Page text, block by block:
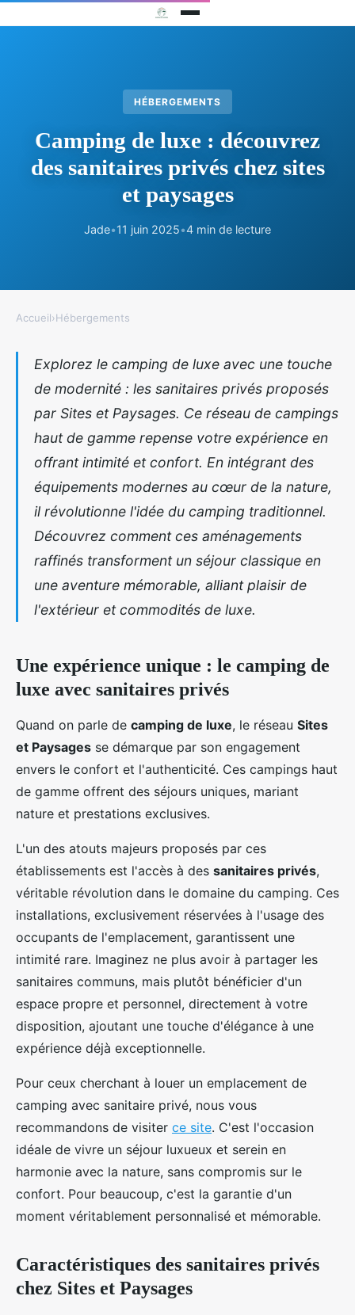
HÉBERGEMENTS
Camping de luxe : découvrez
des sanitaires privés chez sites
et paysages
Jade•11 juin 2025•4 min de lecture
Accueil›Hébergements
Explorez le camping de luxe avec une touche
de modernité : les sanitaires privés proposés
par Sites et Paysages. Ce réseau de campings
haut de gamme repense votre expérience en
offrant intimité et confort. En intégrant des
équipements modernes au cœur de la nature,
il révolutionne l'idée du camping traditionnel.
Découvrez comment ces aménagements
raffinés transforment un séjour classique en
une aventure mémorable, alliant plaisir de
l'extérieur et commodités de luxe.
Une expérience unique : le camping de
luxe avec sanitaires privés
Quand on parle de camping de luxe, le réseau Sites
et Paysages se démarque par son engagement
envers le confort et l'authenticité. Ces campings haut
de gamme offrent des séjours uniques, mariant
nature et prestations exclusives.
L'un des atouts majeurs proposés par ces
établissements est l'accès à des sanitaires privés,
véritable révolution dans le domaine du camping. Ces
installations, exclusivement réservées à l'usage des
occupants de l'emplacement, garantissent une
intimité rare. Imaginez ne plus avoir à partager les
sanitaires communs, mais plutôt bénéficier d'un
espace propre et personnel, directement à votre
disposition, ajoutant une touche d'élégance à une
expérience déjà exceptionnelle.
Pour ceux cherchant à louer un emplacement de
camping avec sanitaire privé, nous vous
recommandons de visiter ce site. C'est l'occasion
idéale de vivre un séjour luxueux et serein en
harmonie avec la nature, sans compromis sur le
confort. Pour beaucoup, c'est la garantie d'un
moment véritablement personnalisé et mémorable.
Caractéristiques des sanitaires privés
chez Sites et Paysages